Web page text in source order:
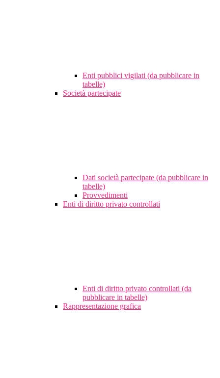
Enti pubblici vigilati (da pubblicare in
tabelle)
Società partecipate
Dati società partecipate (da pubblicare in
tabelle)
Provvedimenti
Enti di diritto privato controllati
Enti di diritto privato controllati (da
pubblicare in tabelle)
Rappresentazione grafica